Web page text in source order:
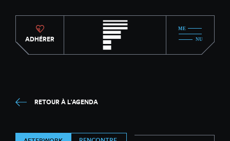
ADHÉRER
RETOUR À L'AGENDA